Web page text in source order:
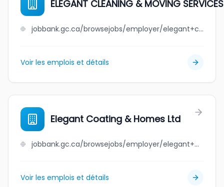
ELEGANT CLEANING & MOVING SERVICES
jobbank.gc.ca/browsejobs/employer/elegant+cleaning+%26+moving+services/ca
Voir les emplois et détails
Elegant Coating & Homes Ltd
jobbank.gc.ca/browsejobs/employer/elegant+coating+%26+homes+ltd/ca
Voir les emplois et détails